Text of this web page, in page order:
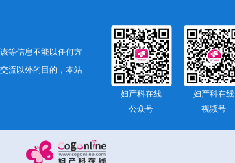
等信息不能以任何方
流以外的目的，本站
妇产科在线
公众号
妇产科在线
视频号